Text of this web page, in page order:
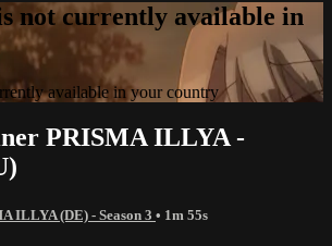
not currently available in
available in your country
PRISMA ILLYA -
ILLYA (DE) - Season 3 • 1m 55s